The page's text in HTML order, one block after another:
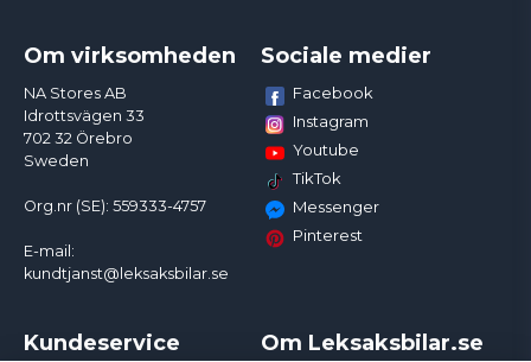
Om virksomheden
NA Stores AB
Idrottsvägen 33
702 32 Örebro
Sweden
Org.nr (SE): 559333-4757
E-mail:
kundtjanst@leksaksbilar.se
Sociale medier
Facebook
Instagram
Youtube
TikTok
Messenger
Pinterest
Kundeservice Om Leksaksbilar.se